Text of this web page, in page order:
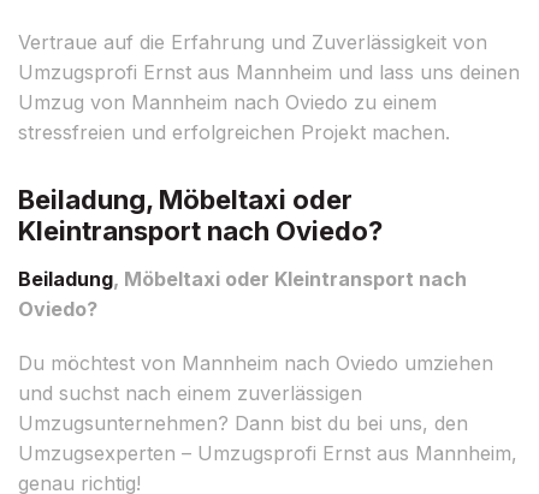
Vertraue auf die Erfahrung und Zuverlässigkeit von
Umzugsprofi Ernst aus Mannheim und lass uns deinen
Umzug von Mannheim nach Oviedo zu einem
stressfreien und erfolgreichen Projekt machen.
Beiladung, Möbeltaxi oder
Kleintransport nach Oviedo?
Beiladung, Möbeltaxi oder Kleintransport nach
Oviedo?
Du möchtest von Mannheim nach Oviedo umziehen
und suchst nach einem zuverlässigen
Umzugsunternehmen? Dann bist du bei uns, den
Umzugsexperten – Umzugsprofi Ernst aus Mannheim,
genau richtig!